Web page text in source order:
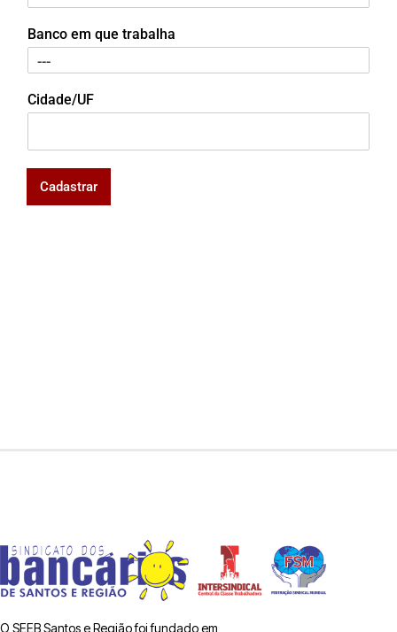
Banco em que trabalha
Cidade/UF
Cadastrar
O SEEB Santos e Região foi fundado em